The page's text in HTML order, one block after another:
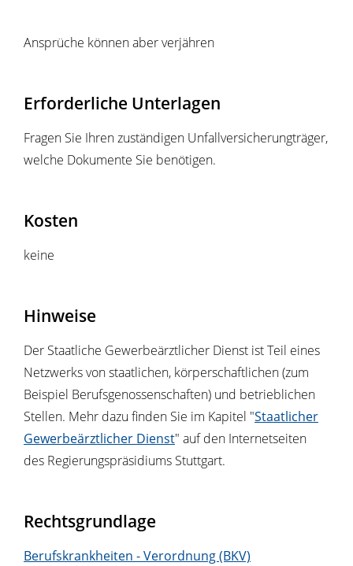
Ansprüche können aber verjähren
Erforderliche Unterlagen
Fragen Sie Ihren zuständigen Unfallversicherungträger,
welche Dokumente Sie benötigen.
Kosten
keine
Hinweise
Der Staatliche Gewerbeärztlicher Dienst ist Teil eines
Netzwerks von staatlichen, körperschaftlichen (zum
Beispiel Berufsgenossenschaften) und betrieblichen
Stellen. Mehr dazu finden Sie im Kapitel "Staatlicher
Gewerbeärztlicher Dienst" auf den Internetseiten
des Regierungspräsidiums Stuttgart.
Rechtsgrundlage
Berufskrankheiten - Verordnung (BKV)